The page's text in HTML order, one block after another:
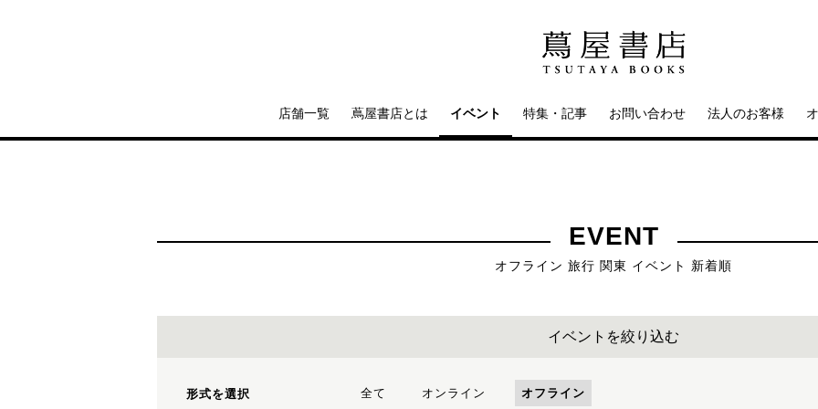
店舗一覧 蔦屋書店とは イベント 特集・記事 お問い合わせ 法人のお客様
EVENT
オフライン 旅行 関東 イベント 新着順
イベントを絞り込む
形式を選択 全て オンライン オフライン